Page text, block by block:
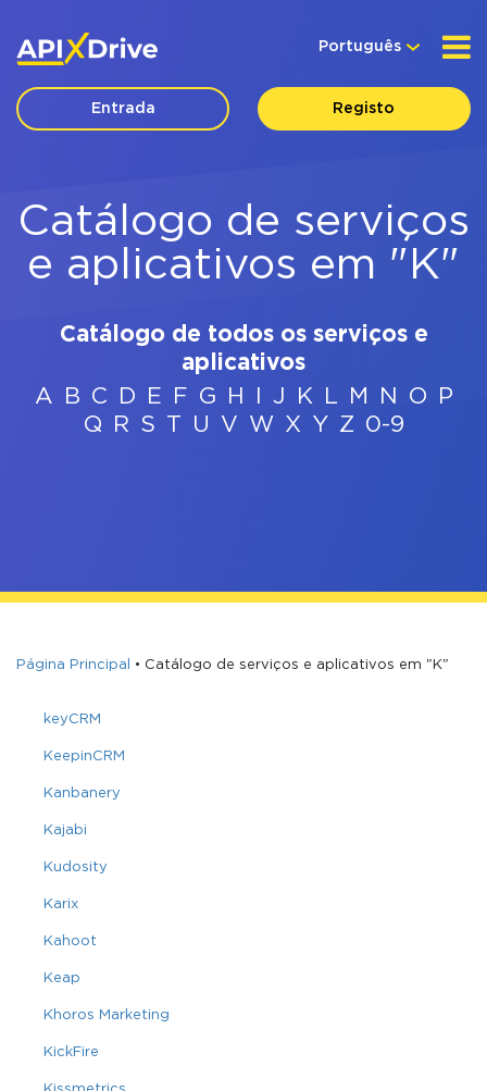
Português
Entrada Registo
Catálogo de serviços
e aplicativos em "K"
Catálogo de todos os serviços e
aplicativos
A
B C D E F G H J K L M N O
P
Q
R S U V W X Y Z 0-9
Página Principal • Catálogo de serviços e aplicativos em "K"
keyCRM
KeepinCRM
Kanbanery
Kajabi
Kudosity
Karix
Kahoot
Keap
Khoros Marketing
KickFire